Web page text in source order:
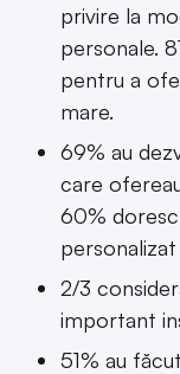
privire la
personale.
pentru a
mare.
69% au
care
60%
2/3
important
51% au